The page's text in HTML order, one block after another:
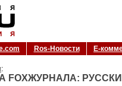
Ros-Новости
Е-
:
FOXЖУРНАЛА: